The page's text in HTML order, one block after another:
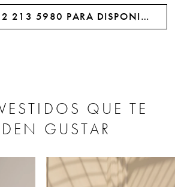
LLAME AL +442 213 5980 PARA DISPONIBILIDAD
QUE TE
GUSTAR